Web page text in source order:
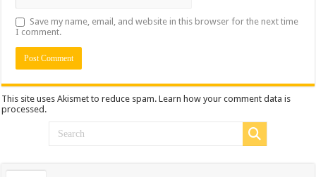
Save my name, email, and website in this browser for the next time
I comment.
This site uses Akismet to reduce spam.Learn how your comment data is
processed.